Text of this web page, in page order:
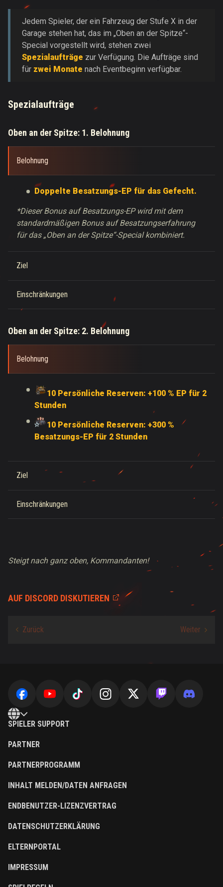
Jedem Spieler, der ein Fahrzeug der Stufe X in der
Garage stehen hat, das im „Oben an der Spitze“-
Special vorgestellt wird, stehen zwei
Spezialaufträge zur Verfügung. Die Aufträge sind
für zwei Monate nach Eventbeginn verfügbar.
Spezialaufträge
Oben an der Spitze: 1. Belohnung
Belohnung
Doppelte Besatzungs-EP für das Gefecht.
*Dieser Bonus auf Besatzungs-EP wird mit dem
standardmäßigen Bonus auf Besatzungserfahrung
für das „Oben an der Spitze“-Special kombiniert.
Ziel
Einschränkungen
Oben an der Spitze: 2. Belohnung
Belohnung
10 Persönliche Reserven: +100 % EP für 2
Stunden
10 Persönliche Reserven: +300 %
Besatzungs-EP für 2 Stunden
Ziel
Einschränkungen
Steigt nach ganz oben, Kommandanten!
AUF DISCORD DISKUTIEREN
SPIELER SUPPORT
PARTNER
PARTNERPROGRAMM
INHALT MELDEN/DATEN ANFRAGEN
ENDBENUTZER-LIZENZVERTRAG
DATENSCHUTZERKLÄRUNG
ELTERNPORTAL
IMPRESSUM